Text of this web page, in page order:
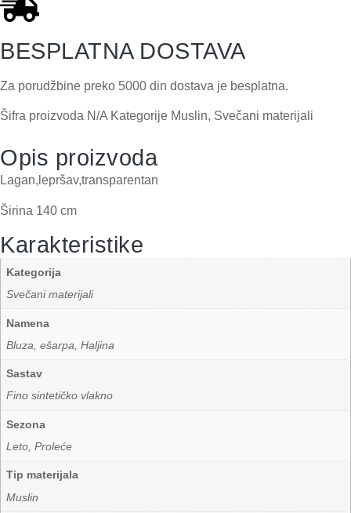
BESPLATNA DOSTAVA
Za porudžbine preko 5000 din dostava je besplatna.
Šifra proizvoda N/A Kategorije Muslin, Svečani materijali
Opis proizvoda
Lagan,lepršav,transparentan
Širina 140 cm
Karakteristike
Kategorija
Svečani materijali
Namena
Bluza, ešarpa, Haljina
Sastav
Fino sintetičko vlakno
Sezona
Leto, Proleće
Tip materijala
Muslin